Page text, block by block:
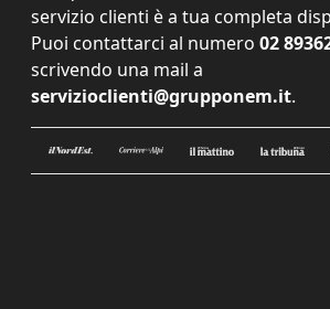
servizio clienti è a tua completa
Puoi contattarci al numero 02
scrivendo una mail a
servizioclienti@grupponem.it.